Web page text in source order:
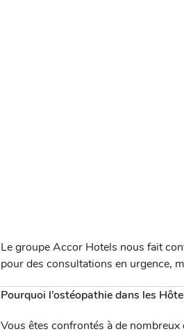
Le groupe Accor Hotels nous fait
pour des consultations en urgence,
Pourquoi l’ostéopathie dans les
Vous êtes confrontés à de